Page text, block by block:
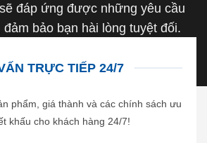
đáp ứng được những yêu cầu
đảm bảo bạn hài lòng tuyệt đối.
TRỰC TIẾP 24/7
phẩm, giá thành và các chính sách ưu
khấu cho khách hàng 24/7!